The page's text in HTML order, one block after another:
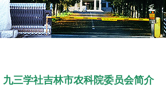
九三学社吉林市农科院委员会简介